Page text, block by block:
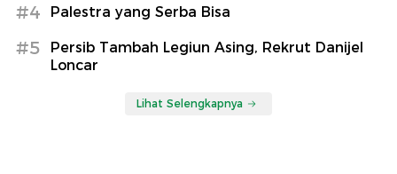
#4 Palestra yang Serba Bisa
#5
Persib Tambah Legiun Asing, Rekrut Danijel
Loncar
Lihat Selengkapnya